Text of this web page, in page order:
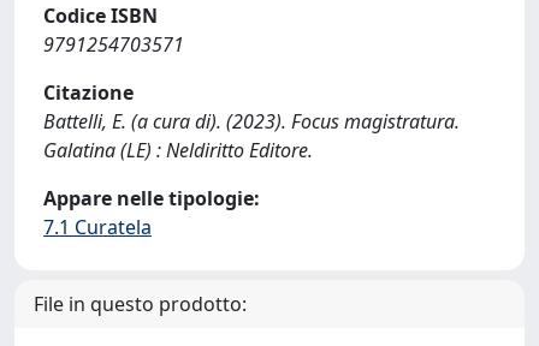
Codice ISBN
9791254703571
Citazione
Battelli, E. (a cura di). (2023). Focus magistratura.
Galatina (LE) : Neldiritto Editore.
Appare nelle tipologie:
7.1 Curatela
File in questo prodotto: